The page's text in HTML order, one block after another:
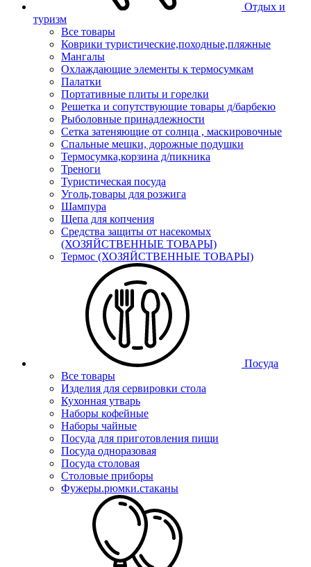
Отдых и
туризм
Все товары
Коврики туристические,походные,пляжные
Мангалы
Охлаждающие элементы к термосумкам
Палатки
Портативные плиты и горелки
Решетка и сопутствующие товары д/барбекю
Рыболовные принадлежности
Сетка затеняющие от солнца , маскировочные
Спальные мешки, дорожные подушки
Термосумка,корзина д/пикника
Треноги
Туристическая посуда
Уголь,товары для розжига
Шампура
Щепа для копчения
Средства защиты от насекомых
(ХОЗЯЙСТВЕННЫЕ ТОВАРЫ)
Термос (ХОЗЯЙСТВЕННЫЕ ТОВАРЫ)
Посуда
Все товары
Изделия для сервировки стола
Кухонная утварь
Наборы кофейные
Наборы чайные
Посуда для приготовления пищи
Посуда одноразовая
Посуда столовая
Столовые приборы
Фужеры.рюмки.стаканы